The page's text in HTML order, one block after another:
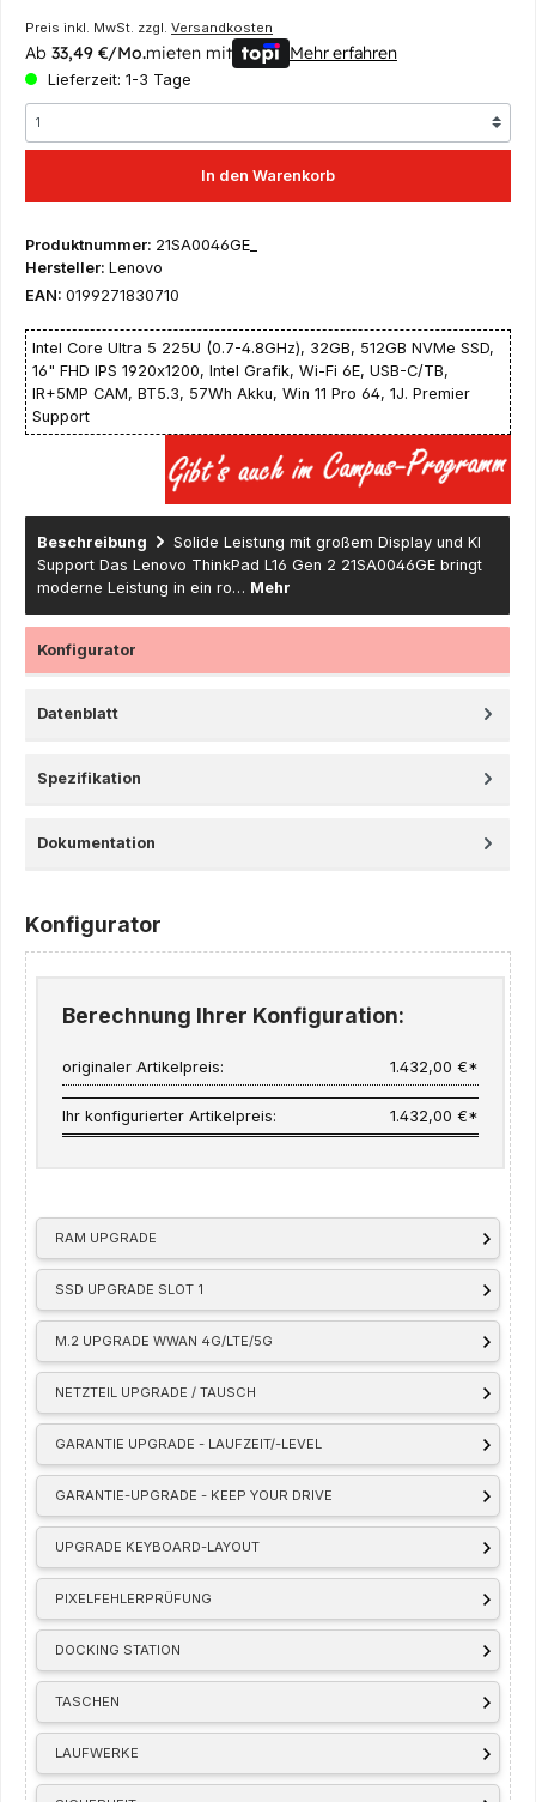
Preis inkl. MwSt. zzgl. Versandkosten
Ab 33,49 €/Mo.mieten mit Mehr erfahren
Lieferzeit: 1-3 Tage
In den Warenkorb
Produktnummer: 21SA0046GE_
Hersteller: Lenovo
EAN: 0199271830710
Intel Core Ultra 5 225U (0.7-4.8GHz), 32GB, 512GB NVMe SSD,
16" FHD IPS 1920x1200, Intel Grafik, Wi-Fi 6E, USB-C/TB,
IR+5MP CAM, BT5.3, 57Wh Akku, Win 11 Pro 64, 1J. Premier
Support
Beschreibung
Solide Leistung mit großem Display und KI
Support Das Lenovo ThinkPad L16 Gen 2 21SA0046GE bringt
moderne Leistung in ein ro… Mehr
Konfigurator
Datenblatt
Spezifikation
Dokumentation
Konfigurator
RAM UPGRADE
SSD UPGRADE SLOT 1
M.2 UPGRADE WWAN 4G/LTE/5G
NETZTEIL UPGRADE / TAUSCH
GARANTIE UPGRADE - LAUFZEIT/-LEVEL
GARANTIE-UPGRADE - KEEP YOUR DRIVE
UPGRADE KEYBOARD-LAYOUT
PIXELFEHLERPRÜFUNG
DOCKING STATION
TASCHEN
LAUFWERKE
Berechnung Ihrer Konfiguration:
originaler Artikelpreis: 1.432,00 €*
Ihr konfigurierter Artikelpreis: 1.432,00 €*